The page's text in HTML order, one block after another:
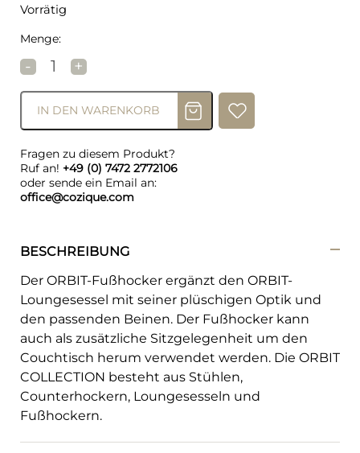
Vorrätig
Menge:
-
DAN-FORM ORBIT Hocker Grau Menge
+
IN DEN WARENKORB
Fragen zu diesem Produkt?
Ruf an! +49 (0) 7472 2772106
oder sende ein Email an:
office@cozique.com
BESCHREIBUNG
Der ORBIT-Fußhocker ergänzt den ORBIT-
Loungesessel mit seiner plüschigen Optik und
den passenden Beinen. Der Fußhocker kann
auch als zusätzliche Sitzgelegenheit um den
Couchtisch herum verwendet werden. Die ORBIT
COLLECTION besteht aus Stühlen,
Counterhockern, Loungesesseln und
Fußhockern.